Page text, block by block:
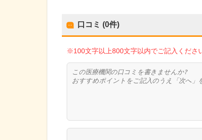
口コミ (0件)
※100文字以上800文字以内でご記入くださ